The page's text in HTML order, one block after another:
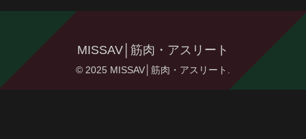
MISSAV│筋肉・アスリート
© 2025 MISSAV│筋肉・アスリート.